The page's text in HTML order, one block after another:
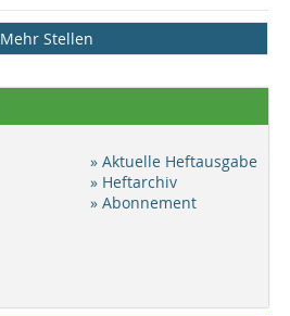
Mehr Stellen
» Aktuelle Heftausgabe
» Heftarchiv
» Abonnement